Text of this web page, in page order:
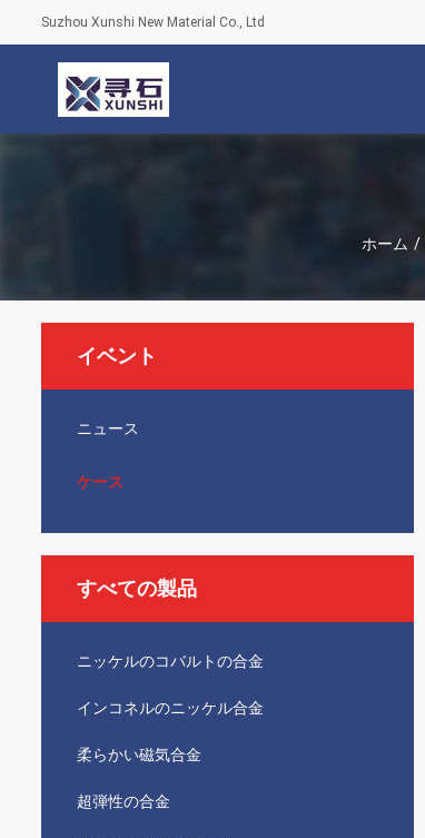
Suzhou Xunshi New Material Co., Ltd
ホーム /
イベント
ニュース
ケース
すべての製品
ニッケルのコバルトの合金
インコネルのニッケル合金
柔らかい磁気合金
超弾性の合金